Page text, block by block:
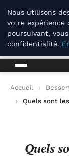
La Compagnie Des
La
Accueil
Quels sont
Quels
Nous utilisons
votre expérience
poursuivant,
confidentialité.